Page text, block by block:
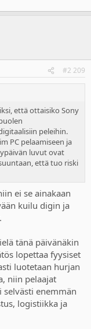
split.
into 2022, but we
drastically
Astro Bot sales
beyond digital only
LIVE SERVICE
the highest
games such
splits, as gamers
don't want to be
shorter and have
matters.
aren't even
consumers that buy
can't afford as
games,
etc.
is dead or
lionshare of
with the proper
#2 209
että ottaisiko Sony
peleihin.
PC pelaamiseen ja
luvut ovat
että tuo riski
ei se ainakaan
kuilu digin ja
tänä päivänäkin
lopettaa fyysiset
luotetaan hurjan
niin pelaajat
selvästi enemmän
logistiikka ja